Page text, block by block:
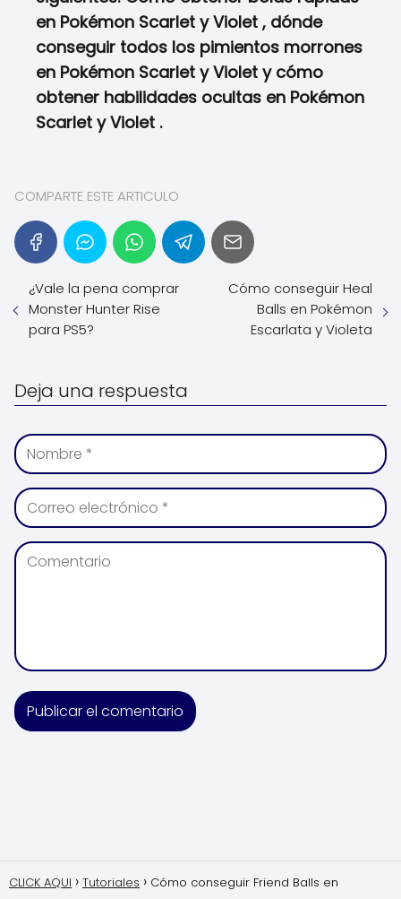
en Pokémon Scarlet y Violet , dónde
conseguir todos los pimientos morrones
en Pokémon Scarlet y Violet y cómo
obtener habilidades ocultas en Pokémon
Scarlet y Violet .
COMPARTE ESTE ARTICULO
¿Vale la pena comprar
Monster Hunter Rise
para PS5?
Cómo conseguir Heal
Balls en Pokémon
Escarlata y Violeta
Deja una respuesta
CLICK AQUI Tutoriales
Cómo conseguir Friend Balls en